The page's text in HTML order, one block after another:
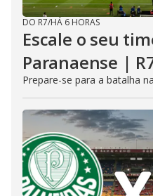
DO R7/HÁ 6 HORAS
Escale o seu
Paranaense |
Prepare-se para a batalha